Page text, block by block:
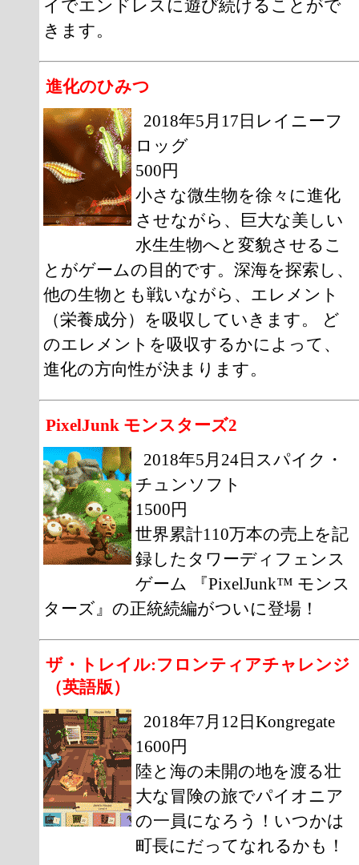
イでエンドレスに遊び続けることがで
きます。
進化のひみつ
2018年5月17日レイニーフ
ロッグ
500円
小さな微生物を徐々に進化
させながら、巨大な美しい
水生生物へと変貌させるこ
とがゲームの目的です。深海を探索し、
他の生物とも戦いながら、エレメント
（栄養成分）を吸収していきます。 ど
のエレメントを吸収するかによって、
進化の方向性が決まります。
PixelJunk モンスターズ2
2018年5月24日スパイク・
チュンソフト
1500円
世界累計110万本の売上を記
録したタワーディフェンス
ゲーム 『PixelJunk™ モンス
ターズ』の正統続編がついに登場！
ザ・トレイル:フロンティアチャレンジ
（英語版）
2018年7月12日Kongregate
1600円
陸と海の未開の地を渡る壮
大な冒険の旅でパイオニア
の一員になろう！いつかは
町長にだってなれるかも！